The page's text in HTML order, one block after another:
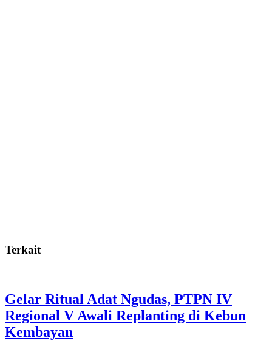
Terkait
Gelar Ritual Adat Ngudas, PTPN IV
Regional V Awali Replanting di Kebun
Kembayan